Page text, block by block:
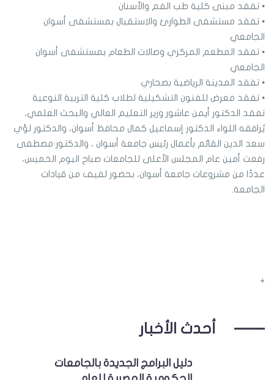
• تفقد مبنى كلية طب الفم والأسنان
• تفقد مستشفى الطوارئ والاستقبال بمستشفى أسوان
الجامعي
• تفقد المطعم المركزي وصالات الطعام بمستشفى أسوان
الجامعي
• تفقد المدينة الرياضية بصحاري
• تفقد معرض للفنون التشكيلية لطلاب كلية التربية النوعية
تفقد الدكتور أيمن عاشور وزير التعليم العالي والبحث العلمي،
يُرافقه اللواء الدكتور إسماعيل كمال محافظ أسوان، والدكتور لؤي
سعد الدين القائم بأعمال رئيس جامعة أسوان ، والدكتور مصطفى
رفعت أمين عام المجلس الأعلى للجامعات صباح اليوم الخميس،
عددًا من مشروعات جامعة أسوان، بحضور لفيف من قيادات
الجامعة.
+
أحدث الأخبار
دليل البرامج الجديدة بالجامعات